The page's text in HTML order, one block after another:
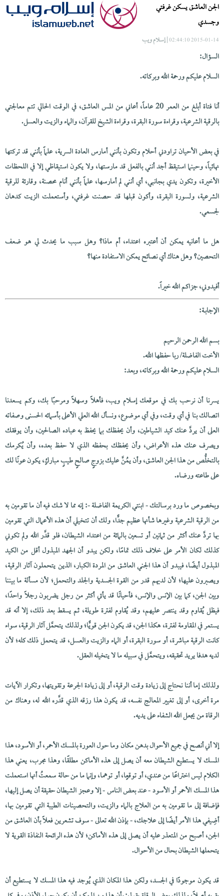
الجن العاشق يسكن غرفتي
وجسدي
2015-01-14 02:44:10 | إسلام ويب
السؤال:
السلام عليكم ورحمة الله وبركاته.
أنا فتاة أبلغ من العمر 20 عاماً، أعاني من المس العاشق، في الوقت الحالي تتم معالجتي
بالرقية الشرعية، وقراءة سورة البقرة، وقراءة الشيخ للقرآن، والماء والزيت والعسل.
في بعض الأحيان تراودني أحلام وتكون بأنني أمارس العادة السرية، علماً بأنني قد تركتها
نهائياً، وحينما استيقظ أجد أنني بالفعل قد مارستها، ولا يكون استيقاظي إلا في اللحظات
الأخيرة، وتكون يدي بجانبي، أي أنني لم أمارسها، علماً بأنني أنام محصنة، وقارئة للرقية
الشرعية، ولسورة البقرة، وأكون قبلها قد حصنت غرفتي، وأستعملت الزيت كدهان
لجسمي.
هل ما أعانيه يمكن أن أعتبره اعتداء، أم ماذا؟ وهل سبب ما يحدث لي هو ضعف
التحصين؟ وهل هناك أي نصائح يمكن الاستفادة منها؟
أفيدوني، جزاكم الله خيراً.
الإجابــة:
بسم الله الرحمن الرحيم
الأخت الفاضلة/ ربا حفظها الله.
السلام عليكم ورحمة الله وبركاته، وبعد:
يسرنا أن نرحب بك في موقعك إسلام ويب، فأهلاً وسهلاً ومرحبًا بك، وكم يسعدنا
اتصالك بنا في أي وقت، وفي أي موضوع، ونسأل الله العلي الأعلى بأسمائه الحسنى وصفاته
العلى أن يردَّ عنك كيد الشياطين، وأن يحفظك بما يحفظ به عباده الصالحين، وأن يوفقك
ويصرف عنك هذه الأعراض، وأن يحفظك بحفظه الذي لا حفظ بعده، وأن يُكرمك
بالتخلُّص من هذا الجن العاشق، وأن يمُنَّ عليك بزوجٍ صالحٍ طيبٍ مباركٍ، يكون عونًا لك
على طاعته ورضاه.
وبخصوص ما ورد برسالتك - ابنتي الكريمة الفاضلة -: إنه مما لا شك فيه أن ما تقومين به
من الرقية الشرعية وغيرها شأنها عظيم جدًّا، ولك أن تتخيلي أن هذه الأعمال التي تقومين
بها تردَّ عنك أكثر من ثمانين أو تسعين بالمائة من اعتداء الشيطان، فلو قدَّر الله ولم تكوني
كذلك لكان الأمر على خلاف ذلك تمامًا، ولكن يبدو أن الجهد المبذول أقل من الكيد
المبذول أيضًا، فيبدو أن هذا الجني العاشق من المردة الكبار، الذين يتحملون آثار الرقية،
ويصبرون عليها؛ لأن لديهم قدر من القوة الجسدية والجلد والتحمل؛ لأن مسألة ما بيننا
وبين الجن، كما بين الإنس والإنس، فأحيانًا قد يأتي أكثر من رجل يضربون رجلاً واحدًا،
فيظل يُقاوم وقد ينتصر عليهم، وقد يُقاوم لفترة طويلة، ثم يسقط بعد ذلك، إلا أنه قد
يستمر في المقاومة لفترة، هكذا الجن، قد يكون الجن قويًّا؛ ولذلك يتحمَّل آثار الرقية، سواء
كانت الرقية مباشرة، أو سورة البقرة، أو الماء والزيت والعسل، قد يتحمل ذلك كله؛ لأن
لديه هدفا يريد تحقيقه، ويتحمَّل في سبيله ما لا يتخيله العقل.
ولذلك إما أننا نحتاج إلى زيادة وقت الرقية، أو إلى زيادة الجرعة وتقويتها، وتكرار الآيات
مرة أخرى، أو إلى تغيير المعالج نفسه، قد يكون هذا رزقه الذي قدَّره الله له، وهناك من
الرقاة من يجعل الله الشفاء على يديه.
إلا أني أنصح في جميع الأحوال بدهن مكان وما حول العورة بالمسك الأحمر، أو الأسود، هذا
المسك لا يستطيع الشيطان معه أن يصل إلى هذه الأماكن مطلقًا، وهذا مجرب، يعني هذا
الكلام ليس اختراعًا من عندي، أو توقعٍا، أو توهما، وإنما ما من حالة سمعتُ أنها استعملت
هذا المسك الأحمر أو الأسود - عند بعض الناس - إلا وعجز الشيطان حقيقة أن يصل إليها،
فإضافة إلى ما تقومين به من العلاج بالماء والزيت، والتحصينات الطيبة التي تقومين بها،
أضِيفي هذا الأمر أيضًا إلى علاجك، - بإذن الله تعالى - سوف تشعرين فعلاً بأن العاشق من
الجن، أصبح من المتعذر عليه أن يصل إلى هذه الأماكن؛ لأن هذه الرائحة النفاذة القوية لا
يتحملها الشيطان بحال من الأحوال.
قد يكون موجودًا في الجسد، ولكن هذا المكان الذي يُوجد فيه هذا المسك لا يستطيع أن